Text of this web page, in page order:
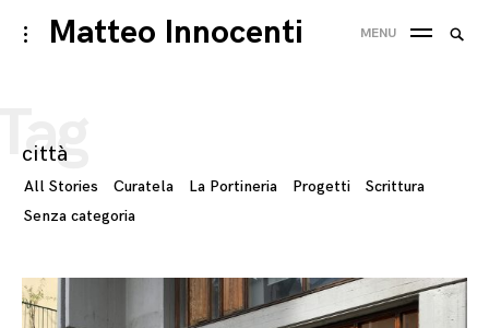
Skip
to
Matteo Innocenti
toggle
MENU
città
All Stories Curatela La Portineria Progetti
Scrittura
Senza categoria